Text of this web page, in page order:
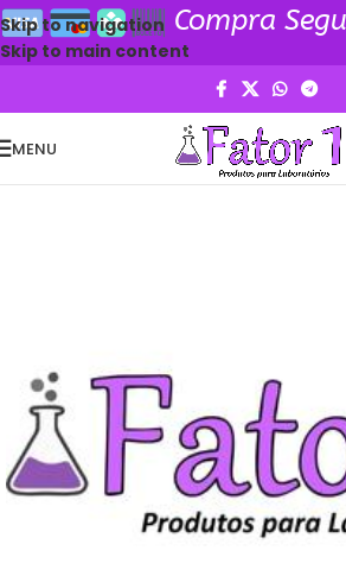
Skip to navigation
Skip to main content
Compra
MENU